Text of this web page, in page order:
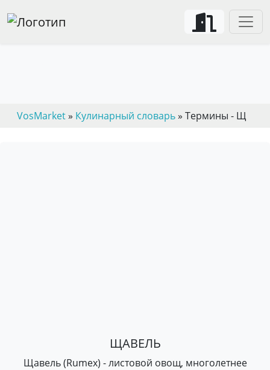
VosMarket» Кулинарный словарь» Термины - Щ
ЩАВЕЛЬ
Щавель (Rumex) - листовой овощ, многолетнее